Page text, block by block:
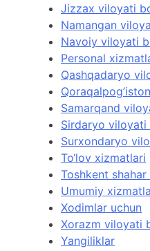
Jizzax viloyati
Namangan
Navoiy viloyati
Personal
Qashqadaryo
Samarqand
Sirdaryo viloyati
Surxondaryo
To‘lov xizmatlari
Toshkent shahar
Umumiy
Xodimlar uchun
Xorazm viloyati
Yangiliklar